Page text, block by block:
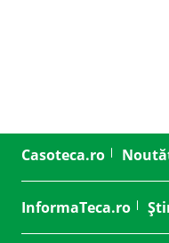
Casoteca.ro
InformaTeca.ro